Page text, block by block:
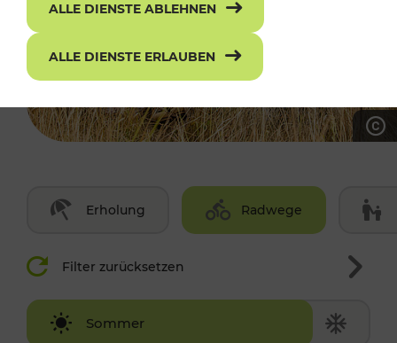
Erholung Radwege
Filter zurücksetzen
Sommer
Winter
ALLE DIENSTE ABLEHNEN
ALLE DIENSTE ERLAUBEN